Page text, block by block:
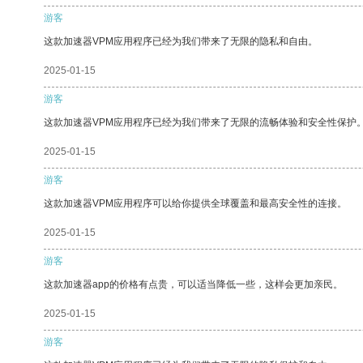
游客
这款加速器VPM应用程序已经为我们带来了无限的隐私和自由。
2025-01-15
游客
这款加速器VPM应用程序已经为我们带来了无限的流畅体验和安全性保护
2025-01-15
游客
这款加速器VPM应用程序可以给你提供全球覆盖和最高安全性的连接。
2025-01-15
游客
这款加速器app的价格有点贵，可以适当降低一些，这样会更加亲民。
2025-01-15
游客